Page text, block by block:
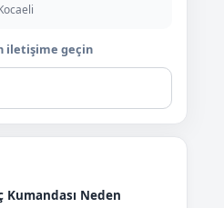
iletişime geçin
Kumandası Neden